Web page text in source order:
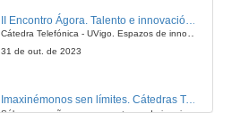
3ª Intervención
Intervención de Paula Pérez Nogueira
4ª Intervención
Cátedra Telefónica - UVigo. Espazos de innovación
31 de out. de 2023
Imaxinémonos sen límites. Cátedras Telefónica
Sólo quen coñece as preguntas pode imaxinar novas respostas